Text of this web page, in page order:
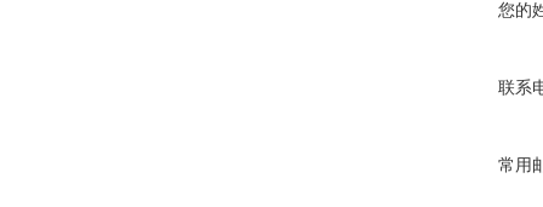
您的
联系
常用